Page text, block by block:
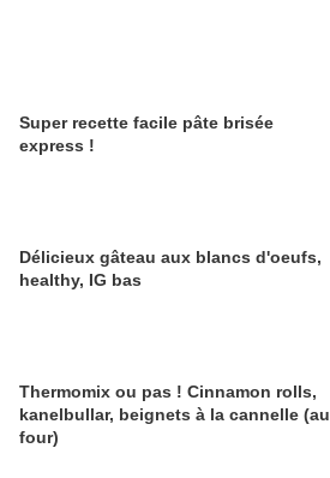
Super recette facile pâte brisée
express !
Délicieux gâteau aux blancs d'oeufs,
healthy, IG bas
Thermomix ou pas ! Cinnamon rolls,
kanelbullar, beignets à la cannelle (au
four)